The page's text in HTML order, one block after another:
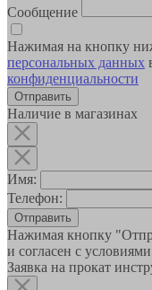
Сообщение
Нажимая на кнопку
персональных данных
конфиденциальности
Наличие в магазинах
Имя:
Телефон:
Отправить
Нажимая кнопку
и согласен с условиями
Заявка на прокат